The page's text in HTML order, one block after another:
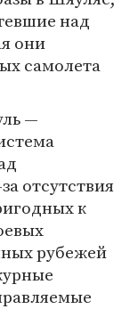
над
они
самолета
—
отсутствия
к
рубежей